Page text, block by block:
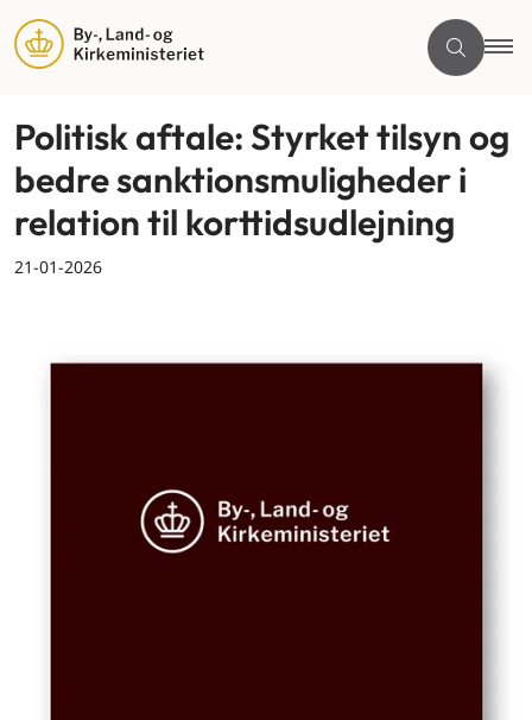
Politisk aftale: Styrket tilsyn og
bedre sanktionsmuligheder i
relation til korttidsudlejning
21-01-2026